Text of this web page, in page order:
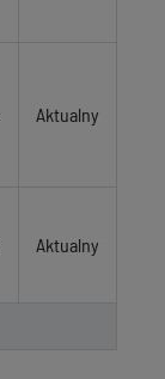
Aktualny
Aktualny